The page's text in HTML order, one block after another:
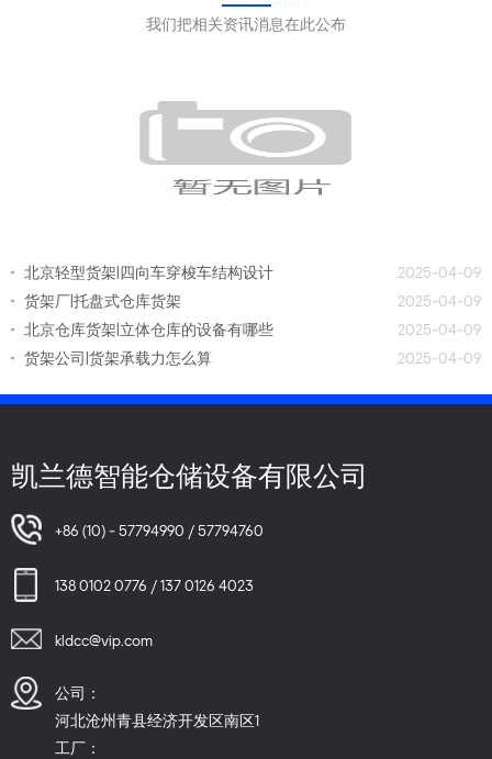
我们把相关资讯消息在此公布
北京轻型货架|四向车穿梭车结构设计
2025-04-09
货架厂|托盘式仓库货架
2025-04-09
北京仓库货架|立体仓库的设备有哪些
2025-04-09
货架公司|货架承载力怎么算
2025-04-09
凯兰德智能仓储设备有限公司
+86 (10) - 57794990 / 57794760
138 0102 0776 / 137 0126 4023
kldcc@vip.com
公司：
河北沧州青县经济开发区南区1
工厂：